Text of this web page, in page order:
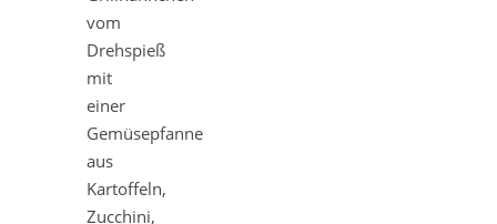
vom
Drehspieß
mit
einer
Gemüsepfanne
aus
Kartoffeln,
Zucchini,